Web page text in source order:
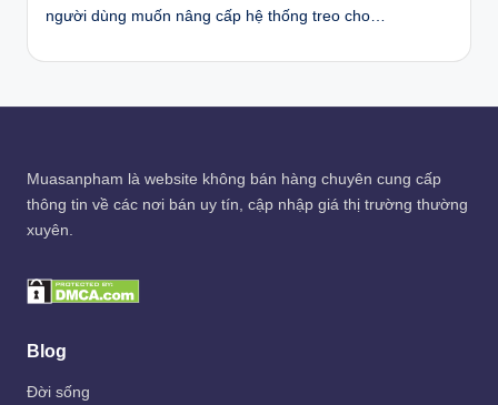
người dùng muốn nâng cấp hệ thống treo cho…
Muasanpham là website không bán hàng chuyên cung cấp
thông tin về các nơi bán uy tín, cập nhập giá thị trường thường
xuyên.
Blog
Đời sống